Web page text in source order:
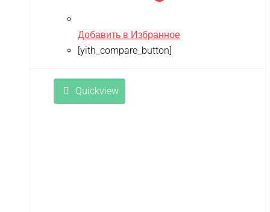
Добавить в Избранное
[yith_compare_button]
Quickview